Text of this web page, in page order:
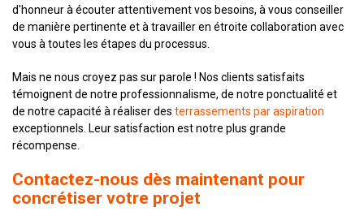
d'honneur à écouter attentivement vos besoins, à vous conseiller
de manière pertinente et à travailler en étroite collaboration avec
vous à toutes les étapes du processus.
Mais ne nous croyez pas sur parole ! Nos clients satisfaits
témoignent de notre professionnalisme, de notre ponctualité et
de notre capacité à réaliser des terrassements par aspiration
exceptionnels. Leur satisfaction est notre plus grande
récompense.
Contactez-nous dès maintenant pour
concrétiser votre projet